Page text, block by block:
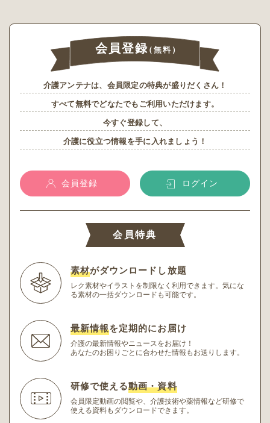
会員登録（無料）
介護アンテナは、会員限定の特典が盛りだくさん！
すべて無料でどなたでもご利用いただけます。
今すぐ登録して、
介護に役立つ情報を手に入れましょう！
会員登録 ログイン
会員特典
素材がダウンロードし放題
レク素材やイラストを制限なく利用できます。 気にな
る素材の一括ダウンロードも可能です。
最新情報を定期的にお届け
介護の最新情報やニュースをお届け！
あなたのお困りごとに合わせた情報もお送りします。
研修で使える動画・資料
会員限定動画の閲覧や、介護技術や薬情報など研修で
使える資料もダウンロードできます。